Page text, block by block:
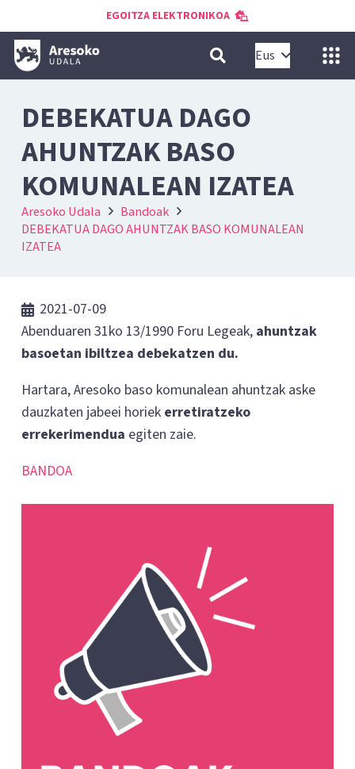
EGOITZA ELEKTRONIKOA
Eus
DEBEKATUA DAGO
AHUNTZAK BASO
KOMUNALEAN IZATEA
Aresoko Udala
Bandoak
DEBEKATUA DAGO AHUNTZAK BASO KOMUNALEAN
IZATEA
2021-07-09
Abenduaren 31ko 13/1990 Foru Legeak, ahuntzak
basoetan ibiltzea debekatzen du.
Hartara, Aresoko baso komunalean ahuntzak aske
dauzkaten jabeei horiek erretiratzeko
errekerimendua egiten zaie.
BANDOA